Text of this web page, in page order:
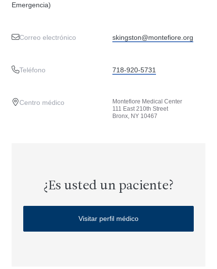
Emergencia)
Correo electrónico skingston@montefiore.org
Teléfono 718-920-5731
Centro médico
Montefiore Medical Center
111 East 210th Street
Bronx, NY 10467
¿Es usted un paciente?
Visitar perfil médico